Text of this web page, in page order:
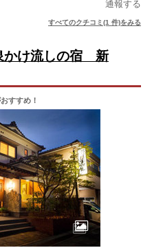
通報する
すべてのクチコミ(1 件)をみる
かけ流しの宿 新
おすすめ！